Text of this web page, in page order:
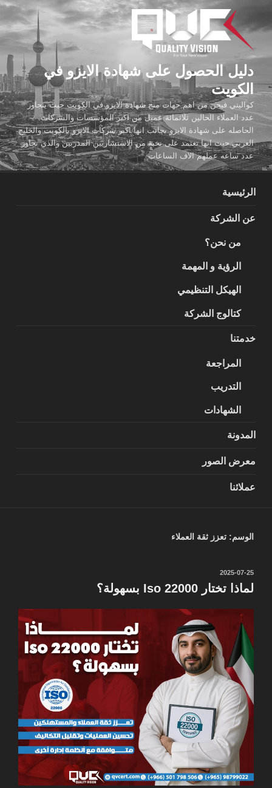
المحتوى
دليل الحصول على شهادة الايزو في
الكويت
كواليتي فيجن من اهم جهات منح شهادة الايزو في الكويت حيث يتجاوز
عدد العملاء الحالين ثلاثمائة عميل من اكبر المؤسسات والشركات
الحاصله على شهادة الايزو بجانب انها اكبر شركات الايزو بالكويت والخليج
العربي حيث انها تعتمد على نخبة من الاستشاريين المدربين والذي تجاوز
عدد ساعه عملهم الاف الساعات
الرئيسية
عن الشركة
من نحن؟
الرؤية و المهمة
الهيكل التنظيمي
كتالوج الشركة
خدمتنا
المراجعة
التدريب
الشهادات
المدونة
معرض الصور
عملائنا
الوسم: تعزز ثقة العملاء
نُشر
في
2025-07-25
لماذا تختار Iso 22000 بسهولة؟